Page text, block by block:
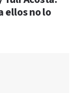
ellos no lo